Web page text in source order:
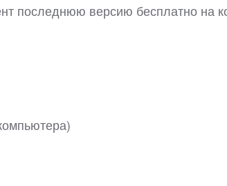
последнюю версию бесплатно на